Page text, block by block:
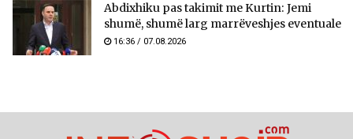
Abdixhiku pas takimit me Kurtin: Jemi
shumë, shumë larg marrëveshjes eventuale
16:36 / 07.08.2026